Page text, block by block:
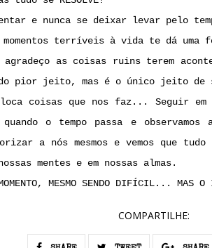
e nunca se deixar levar pelo
momentos terríveis à vida te dá uma
agradeço as coisas ruins terem
pior jeito, mas é o único jeito de
coisas que nos faz... Seguir
o tempo passa e
a nós mesmos e vemos que
mentes e em nossas almas.
MESMO SENDO DIFÍCIL... MAS O
COMPARTILHE: